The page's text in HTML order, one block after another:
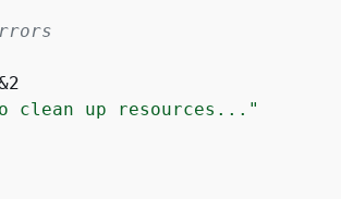
clean up resources..."